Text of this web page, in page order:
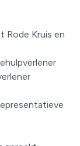
Rode Kruis en